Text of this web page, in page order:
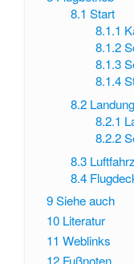
8.1 Start
8.1.1
8.1.2
8.1.3
8.1.4
8.2 Landung
8.2.1
8.2.2
8.3
8.4
9Siehe auch
10 Literatur
11 Weblinks
12 Fußnoten